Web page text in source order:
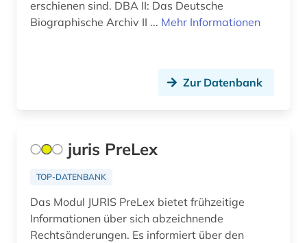
bewertungsgesetz (1)
bibliothek (6)
erschienen sind. DBA II: Das Deutsche
Biographische Archiv II ... Mehr Informationen
Zur Datenbank
juris PreLex
TOP-DATENBANK
Das Modul JURIS PreLex bietet frühzeitige
Informationen über sich abzeichnende
Rechtsänderungen. Es informiert über den